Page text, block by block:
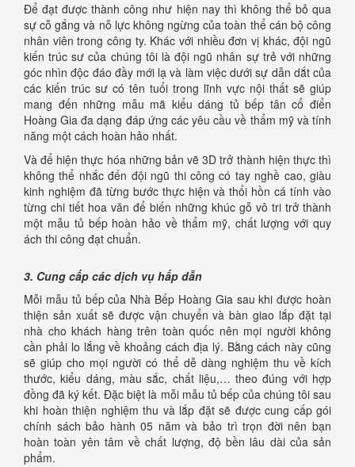
Để đạt được thành công như hiện nay thì không thể bỏ qua
sự cỗ gắng và nỗ lực không ngừng của toàn thể cán bộ công
nhân viên trong công ty. Khác với nhiều đơn vị khác, đội ngũ
kiến trúc sư của chúng tôi là đội ngũ nhân sự trẻ với những
góc nhìn độc đáo đầy mới lạ và làm việc dưới sự dẫn dắt của
các kiến trúc sư có tên tuổi trong lĩnh vực nội thất sẽ giúp
mang đến những mẫu mã kiểu dáng tủ bếp tân cổ điển
Hoàng Gia đa dạng đáp ứng các yêu cầu về thẩm mỹ và tính
năng một cách hoàn hảo nhất.
Và để hiện thực hóa những bản vẽ 3D trở thành hiện thực thì
không thể nhắc đến đội ngũ thi công có tay nghề cao, giàu
kinh nghiệm đã từng bước thực hiện và thổi hồn cá tính vào
từng chi tiết hoa văn để biến những khúc gỗ vô tri trở thành
một mẫu tủ bếp hoàn hảo về thẩm mỹ, chất lượng với quy
ách thi công đạt chuẩn.
3. Cung cấp các dịch vụ hấp dẫn
Mỗi mẫu tủ bếp của Nhà Bếp Hoàng Gia sau khi được hoàn
thiện sản xuất sẽ được vận chuyển và bàn giao lắp đặt tại
nhà cho khách hàng trên toàn quốc nên mọi người không
cần phải lo lắng về khoảng cách địa lý. Bằng cách này cũng
sẽ giúp cho mọi người có thể dễ dàng nghiệm thu về kích
thước, kiểu dáng, màu sắc, chất liệu,… theo đúng với hợp
đồng đã ký kết. Đặc biệt là mỗi mẫu tủ bếp của chúng tôi sau
khi hoàn thiện nghiệm thu và lắp đặt sẽ được cung cấp gói
chính sách bảo hành 05 năm và bảo trì trọn đời nên bạn
hoàn toàn yên tâm về chất lượng, độ bền lâu dài của sản
phẩm.